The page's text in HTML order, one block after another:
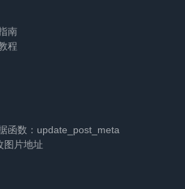
南
程
函数：update_post_meta
图片地址